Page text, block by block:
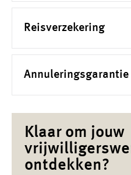
Reisverzekering
Annuleringsgarantie
Klaar om jouw
ontdekken?